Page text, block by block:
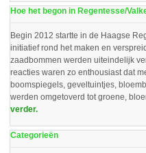
Hoe het begon in Regentesse/
Begin 2012 startte in de Haagse
initiatief rond het maken en
zaadbommen werden uiteindelijk
reacties waren zo enthousiast dat
boomspiegels, geveltuintjes,
werden omgetoverd tot groene,
verder.
Categorieën